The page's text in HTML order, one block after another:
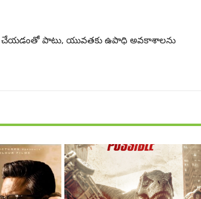
చేయడంతో పాటు, యువతకు ఉపాధి అవకాశాలను